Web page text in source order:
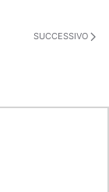
SUCCESSIVO